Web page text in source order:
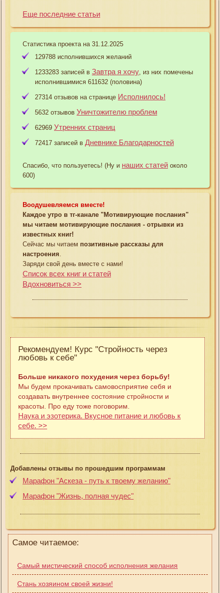
Еще последние статьи
Статистика проекта на 31.12.2025
129788 исполнившихся желаний
1233283 записей в Завтра я хочу , из них помечены
исполнившимися 611632 (половина)
27314 отзывов на странице Исполнилось!
5632 отзывов Уничтожителю проблем
62969 Утренних страниц
72417 записей в Дневнике Благодарностей
Спасибо, что пользуетесь! (Ну и наших статей около
600)
Воодушевляемся вместе!
Каждое утро в тг-канале "Мотивирующие послания"
мы читаем мотивирующие послания - отрывки из
известных книг!
Сейчас мы читаем позитивные рассказы для
настроения
Заряди свой день вместе с нами!
Список всех книг и статей
Вдохновиться >>
Рекомендуем! Курс "Стройность через
любовь к себе"
Больше никакого похудения через борьбу!
Мы будем прокачивать самовосприятие себя и
создавать внутреннее состояние стройности и
красоты. Про еду тоже поговорим.
Наука и эзотерика. Вкусное питание и любовь к
себе. >>
Добавлены отзывы по прошедшим программам
Марафон "Аскеза - путь к твоему желанию"
Марафон "Жизнь, полная чудес"
Самое читаемое:
Самый мистический способ исполнения желания
Стань хозяином своей жизни!